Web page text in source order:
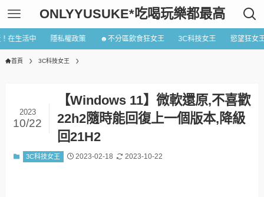
ONLYYUSUKE*吃喝玩樂都最高
在生活中 隱私權政策 ☻不分區飲食狂女王 3C科技女王 慾望狂女
首頁 3C科技女王
【Windows 11】微軟還原,不喜歡
22h2隨時能回復上一個版本,降級
回21H2
2023
10/22
3C科技女王 2023-02-18 2023-10-22